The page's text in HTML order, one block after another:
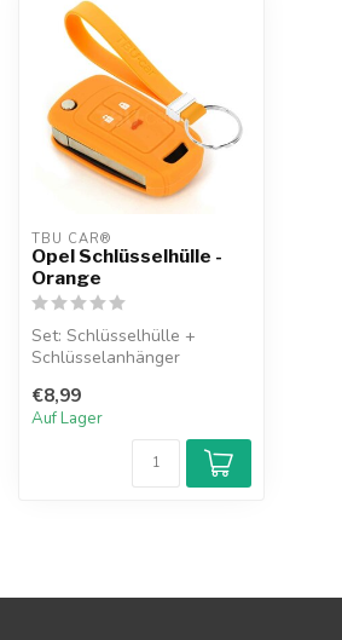
TBU CAR®
Opel Schlüsselhülle -
Orange
Set: Schlüsselhülle +
Schlüsselanhänger
€8,99
Auf Lager